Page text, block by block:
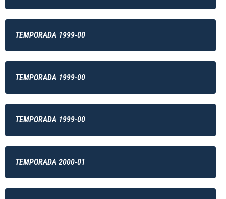
TEMPORADA 1999-00
TEMPORADA 1999-00
TEMPORADA 1999-00
TEMPORADA 2000-01